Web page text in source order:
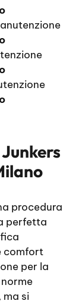
procedura
perfetta
comfort
per la
si